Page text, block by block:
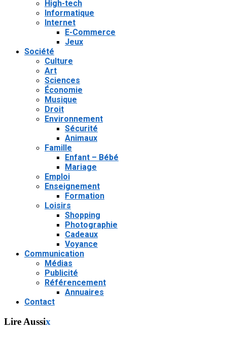
High-tech
Informatique
Internet
E-Commerce
Jeux
Société
Culture
Art
Sciences
Économie
Musique
Droit
Environnement
Sécurité
Animaux
Famille
Enfant – Bébé
Mariage
Emploi
Enseignement
Formation
Loisirs
Shopping
Photographie
Cadeaux
Voyance
Communication
Médias
Publicité
Référencement
Annuaires
Contact
Lire Aussix